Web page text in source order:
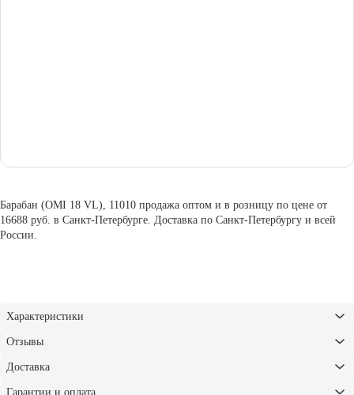
Барабан (OMI 18 VL), 11010 продажа оптом и в розницу по цене от
16688 руб. в Санкт-Петербурге. Доставка по Санкт-Петербургу и всей
России.
Характеристики
Отзывы
Доставка
Гарантии и оплата